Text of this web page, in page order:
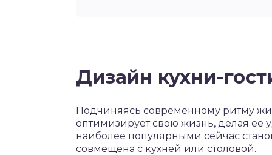
Дизайн кухни-
Подчиняясь современному ритму
оптимизирует свою жизнь, делая ее
наиболее популярными сейчас
совмещена с кухней или столовой.